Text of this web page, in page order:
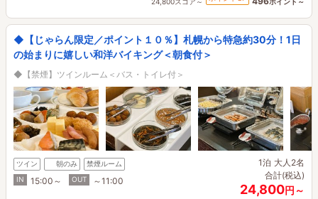
◆【じゃらん限定／ポイント１０％】札幌から特急約30分！1日
の始まりに嬉しい和洋バイキング＜朝食付＞
◆【禁煙】ツインルーム＜バス・トイレ付＞
ツイン 朝のみ
禁煙ルーム
IN
15:00～ OUT ～11:00
1泊 大人2名
合計(税込)
24,800円～